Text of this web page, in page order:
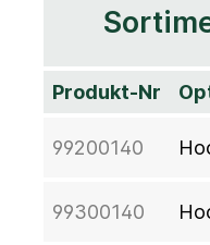
Produkt-Nr
99200140
99300140